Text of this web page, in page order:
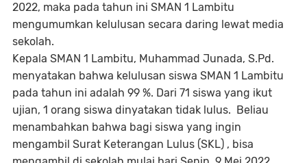
2022, maka pada tahun ini SMAN 1 Lambitu
mengumumkan kelulusan secara daring lewat media
sekolah.
Kepala SMAN 1 Lambitu, Muhammad Junada, S.Pd.
menyatakan bahwa kelulusan siswa SMAN 1 Lambitu
pada tahun ini adalah 99 %. Dari 71 siswa yang ikut
ujian, 1 orang siswa dinyatakan tidak lulus. Beliau
menambahkan bahwa bagi siswa yang ingin
mengambil Surat Keterangan Lulus (SKL) , bisa